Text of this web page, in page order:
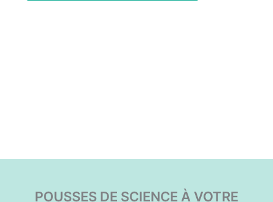
POUSSES DE SCIENCE À VOTRE